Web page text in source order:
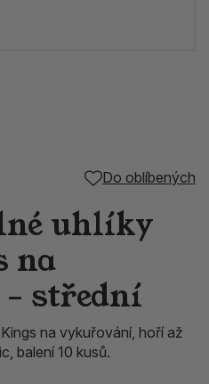
Do oblíbených
uhlíky
na
střední
na vykuřování, hoří až
balení 10 kusů.